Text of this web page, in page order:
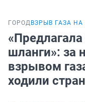
ГОРОД ВЗРЫВ ГАЗА
шланги»: за
взрывом
ходили